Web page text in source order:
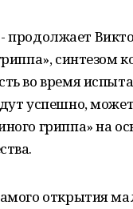
продолжает
синтезом
во время
успешно,
гриппа» на
открытия